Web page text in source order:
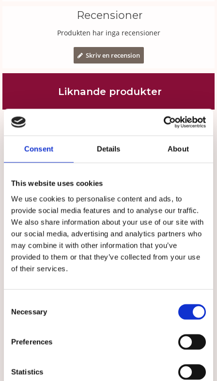
Consent Details About
This website uses cookies
We use cookies to personalise content and ads, to
provide social media features and to analyse our traffic.
We also share information about your use of our site with
our social media, advertising and analytics partners who
may combine it with other information that you’ve
provided to them or that they’ve collected from your use
of their services.
Selection
Necessary
Preferences
Statistics
Recensioner
Produkten har inga recensioner
Skriv en recension
Liknande produkter
Bussarong Tidlös Svart
★★★★★
Bussarong Tidlös i nattsvart färg
529 kr
Välj storlek
Muddbyxa Vit, unisex
★ ★★★★
Vårdbyxor med mudd och skön
kvalitet
Välj storlek